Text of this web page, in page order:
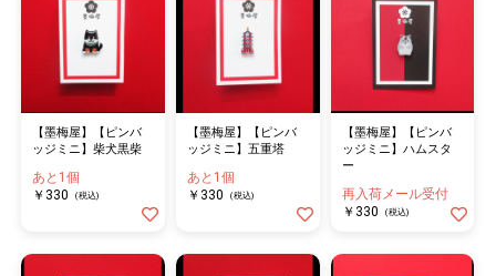
【墨梅屋】【ピンバ
ッジミニ】柴犬黒柴
あと1個
￥330
(税込)
【墨梅屋】【ピンバ
ッジミニ】五重塔
あと1個
￥330
(税込)
【墨梅屋】【ピンバ
ッジミニ】ハムスタ
ー
再入荷メール受付
￥330
(税込)